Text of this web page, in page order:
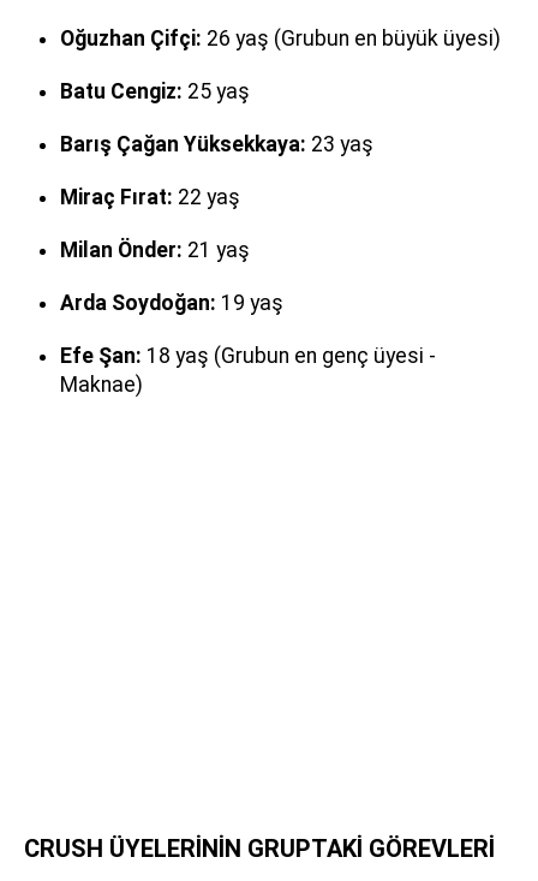
Oğuzhan Çifçi: 26 yaş (Grubun en büyük üyesi)
Batu Cengiz: 25 yaş
Barış Çağan Yüksekkaya: 23 yaş
Miraç Fırat: 22 yaş
Milan Önder: 21 yaş
Arda Soydoğan: 19 yaş
Efe Şan: 18 yaş (Grubun en genç üyesi -
Maknae)
CRUSH ÜYELERİNİN GRUPTAKİ GÖREVLERİ